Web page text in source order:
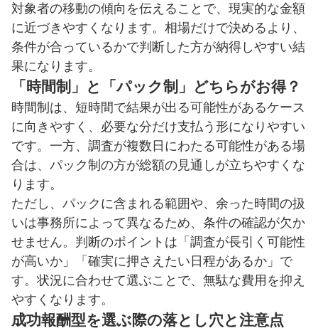
対象者の移動の傾向を伝えることで、現実的な金額
に近づきやすくなります。相場だけで決めるより、
条件が合っているかで判断した方が納得しやすい結
果になります。
「時間制」と「パック制」どちらがお得？
時間制は、短時間で結果が出る可能性があるケース
に向きやすく、必要な分だけ支払う形になりやすい
です。一方、調査が複数日にわたる可能性がある場
合は、パック制の方が総額の見通しが立ちやすくな
ります。
ただし、パックに含まれる範囲や、余った時間の扱
いは事務所によって異なるため、条件の確認が欠か
せません。判断のポイントは「調査が長引く可能性
が高いか」「確実に押さえたい日程があるか」で
す。状況に合わせて選ぶことで、無駄な費用を抑え
やすくなります。
成功報酬型を選ぶ際の落とし穴と注意点